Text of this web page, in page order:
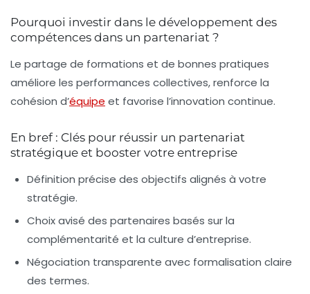
Pourquoi investir dans le développement des
compétences dans un partenariat ?
Le partage de formations et de bonnes pratiques
améliore les performances collectives, renforce la
cohésion d’équipe et favorise l’innovation continue.
En bref : Clés pour réussir un partenariat
stratégique et booster votre entreprise
Définition précise des objectifs alignés à votre
stratégie.
Choix avisé des partenaires basés sur la
complémentarité et la culture d’entreprise.
Négociation transparente avec formalisation claire
des termes.